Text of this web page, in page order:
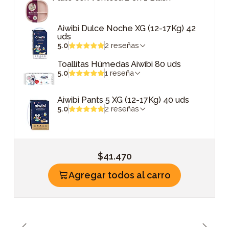
Aiwibi Dulce Noche XG (12-17Kg) 42
uds
5.0 2 reseñas
Toallitas Húmedas Aiwibi 80 uds
5.0 1 reseña
Aiwibi Pants 5 XG (12-17Kg) 40 uds
5.0 2 reseñas
$41.470
Agregar todos al carro